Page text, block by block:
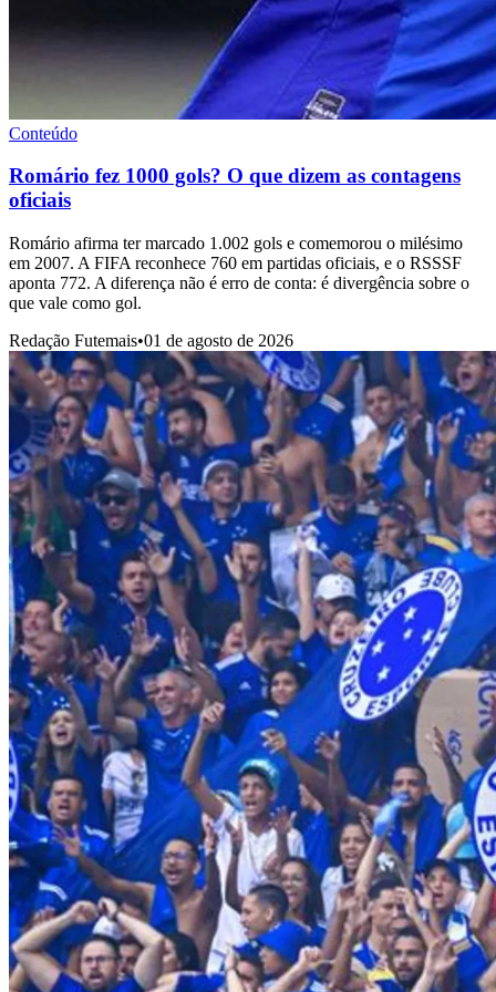
Conteúdo
Romário fez 1000 gols? O que dizem as contagens
oficiais
Romário afirma ter marcado 1.002 gols e comemorou o milésimo
em 2007. A FIFA reconhece 760 em partidas oficiais, e o RSSSF
aponta 772. A diferença não é erro de conta: é divergência sobre o
que vale como gol.
Redação Futemais•01 de agosto de 2026